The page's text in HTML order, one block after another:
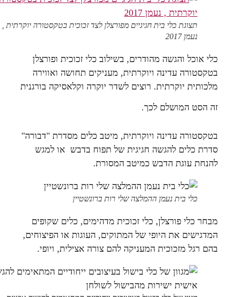
תצוגת כלי בית חגיגיים מפורצלן לצד זכוכית בטקסטורה יוקרתית ,
נעמן 2017
כלי אוכל והגשה מהודרים, בשילוב כלי זכוכית ופורצלן
בטקסטורה עדינה ויוקרתית, מעניקים תחושה ואווירה
מלכותית יוקרתית. רוצים לשדר יוקרה וקלאסיקה בורגנית
זה הסט המושלם לכך.
בטקסטורה עדינה ויוקרתית, מיטב כלים מסדרת "דבורה"
סדרת כלים להגשה חגיגית של תפוח בדבש או למגש
להנחת עוגת הדבש כמיטב המסורת.
כלי בית נעמן ההמלצה שלי רות ברונשטיין
מבחר כלי פורצלן, כלי זכוכית מדהימים, כלים שקופים
המדגישים את היופי של המתוקים, העוגות או הפיצוחים,
בהם רגל מזכוכית המעניקה להם צורה אצילית, ויופי.